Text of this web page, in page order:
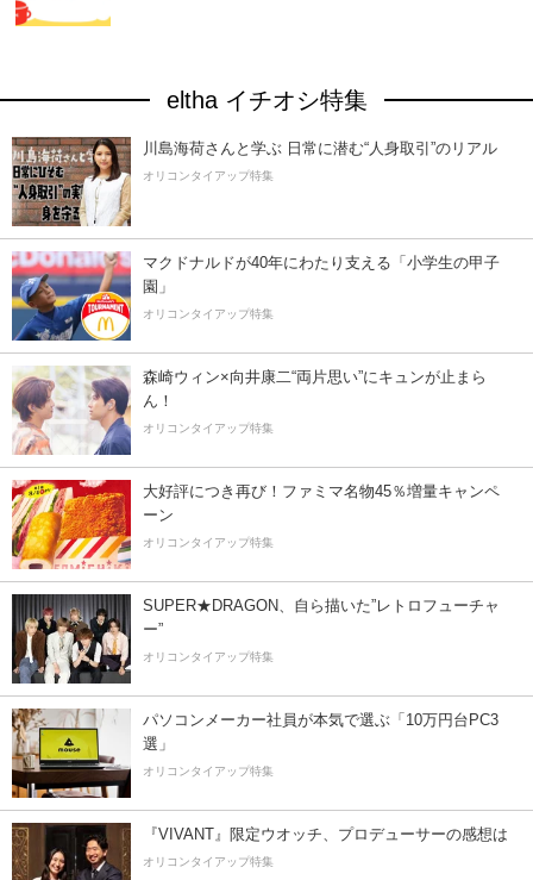
eltha イチオシ特集
川島海荷さんと学ぶ 日常に潜む“人身取引”のリアル
オリコンタイアップ特集
マクドナルドが40年にわたり支える「小学生の甲子
園」
オリコンタイアップ特集
森崎ウィン×向井康二“両片思い”にキュンが止まら
ん！
オリコンタイアップ特集
大好評につき再び！ファミマ名物45％増量キャンペ
ーン
オリコンタイアップ特集
SUPER★DRAGON、自ら描いた”レトロフューチャ
ー”
オリコンタイアップ特集
パソコンメーカー社員が本気で選ぶ「10万円台PC3
選」
オリコンタイアップ特集
『VIVANT』限定ウオッチ、プロデューサーの感想は
オリコンタイアップ特集